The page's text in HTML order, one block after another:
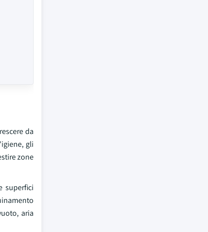
da
gli
zone
superfici
aria